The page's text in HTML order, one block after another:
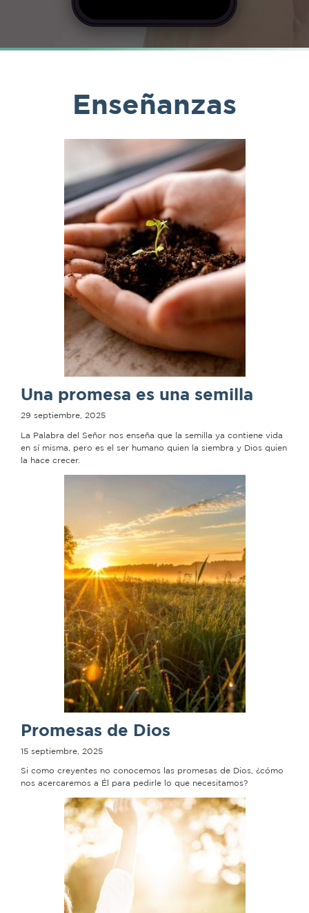
Enseñanzas
Una promesa es una semilla
29 septiembre, 2025
La Palabra del Señor nos enseña que la semilla ya contiene vida
en sí misma, pero es el ser humano quien la siembra y Dios quien
la hace crecer.
Promesas de Dios
15 septiembre, 2025
Si como creyentes no conocemos las promesas de Dios, ¿cómo
nos acercaremos a Él para pedirle lo que necesitamos?